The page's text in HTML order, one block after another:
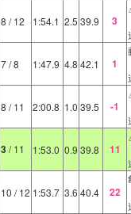
8 / 12 1:54.1 2.5 39.9 3
7/ 8 1:47.9 4.8 42.1 1
8 / 11 2:00.8 1.0 39.5 -1
3/ 11 1:53.0 0.9 39.8 11
10 / 12 1:53.7 3.6 40.4 22